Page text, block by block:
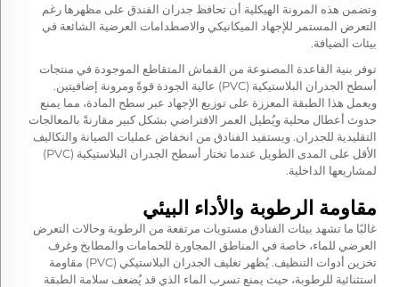
وتضمن هذه المرونة الهيكلية أن تحافظ جدران الفندق على مظهرها رغم
التعرض المستمر للإجهاد الميكانيكي والاصطدامات العرضية الشائعة في
بيئات الضيافة.
توفر بنية القاعدة المصنوعة من القماش المتقاطع الموجودة في منتجات
أسطح الجدران البلاستيكية (PVC) عالية الجودة قوةً ومرونة إضافيتين.
ويعمل هذا الطبقة المعززة على توزيع الإجهاد عبر سطح المادة، مما يمنع
حدوث أعطال محلية ويُطيل العمر الافتراضي بشكل كبير مقارنةً بالمعالجات
التقليدية للجدران. ويستفيد الفنادق من انخفاض عمليات الصيانة والتكاليف
الأقل على المدى الطويل عندما تختار أسطح الجدران البلاستيكية (PVC)
لمشاريعها الداخلية.
مقاومة الرطوبة والأداء البيئي
غالبًا ما تشهد بيئات الفنادق مستويات مرتفعة من الرطوبة وحالات التعرض
العرضي للماء، خاصة في المناطق المجاورة للحمامات والمطابخ وغرف
تخزين أدوات التنظيف. يُظهر تغليف الجدران البلاستيكي (PVC) مقاومة
استثنائية للرطوبة، حيث يمنع تسرب الماء الذي قد يُضعف سلامة الطبقة